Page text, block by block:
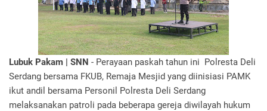
Lubuk Pakam | SNN - Perayaan paskah tahun ini Polresta Deli
Serdang bersama FKUB, Remaja Mesjid yang diinisiasi PAMK
ikut andil bersama Personil Polresta Deli Serdang
melaksanakan patroli pada beberapa gereja diwilayah hukum